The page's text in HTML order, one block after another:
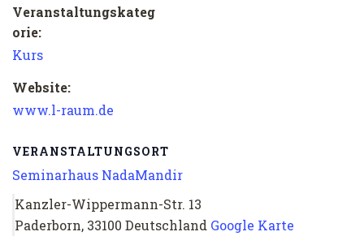
Veranstaltungskateg
orie:
Kurs
Website:
www.l-raum.de
VERANSTALTUNGSORT
Seminarhaus NadaMandir
Kanzler-Wippermann-Str. 13
Paderborn, 33100 Deutschland Google Karte